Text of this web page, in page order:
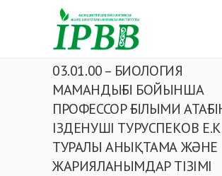
03.01.00 – БИОЛОГИЯ
МАМАНДЫҒЫ БОЙЫНША
ПРОФЕССОР ҒЫЛЫМИ
ІЗДЕНУШІ ТУРУСПЕКОВ Е.К.
ТУРАЛЫ АНЫҚТАМА ЖӘНЕ
ЖАРИЯЛАНЫМДАР ТІЗІМІ